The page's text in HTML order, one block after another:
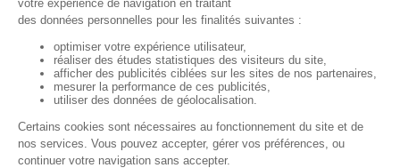
Bac plastique rond blanc 120 L avec couvercle - qualité
alimentaire
RÉF. 03039
42,63 € HT